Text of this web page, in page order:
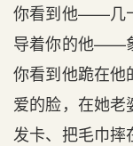
你看到他——几
导着你的他——
你看到他跪在他
爱的脸，在她
发卡、把毛巾摔